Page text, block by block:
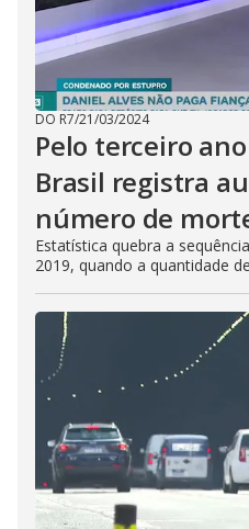
DO R7/21/03/2024
Pelo terceiro
Brasil registra
número de
Estatística quebra a
2019, quando a quantidade